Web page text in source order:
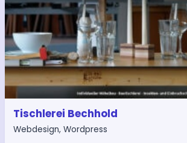
Tischlerei Bechhold
Webdesign, Wordpress